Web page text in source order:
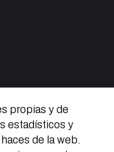
propias y de
estadísticos y
de la web.